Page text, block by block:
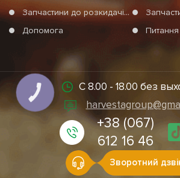
Запчастини до розкидачів мінеральних добрив
Запчастини
Допомога
Питання
С 8.00 - 18.00 без
+38 (067)
612 16 46
Зворотний
КНОПКА
СВЯЗИ